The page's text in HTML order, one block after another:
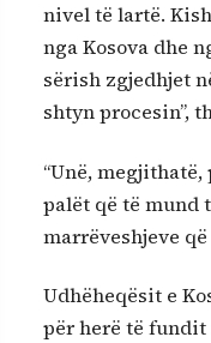
nivel të lartë.
nga Kosova dhe
sërish zgjedhjet
shtyn procesin”,
“Unë, megjithatë,
palët që të mund
marrëveshjeve
Udhëheqësit e
për herë të